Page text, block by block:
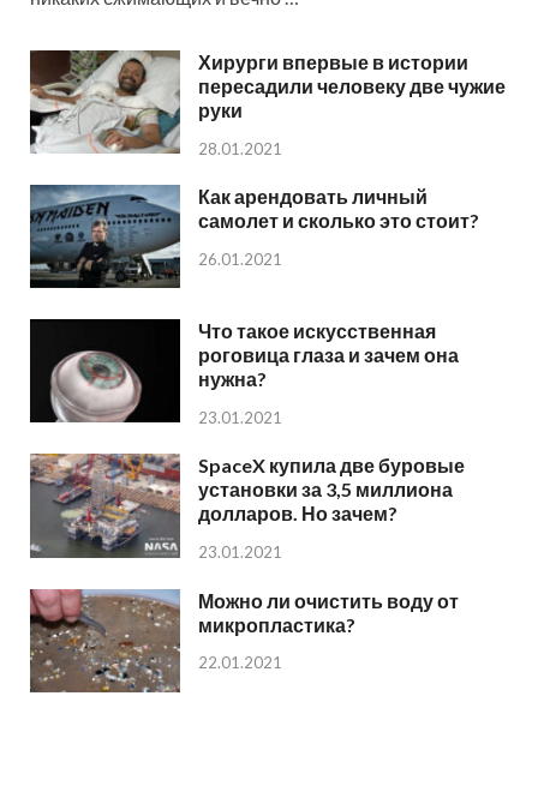
Хирурги впервые в истории
пересадили человеку две чужие
руки
28.01.2021
Как арендовать личный
самолет и сколько это стоит?
26.01.2021
Что такое искусственная
роговица глаза и зачем она
нужна?
23.01.2021
SpaceX купила две буровые
установки за 3,5 миллиона
долларов. Но зачем?
23.01.2021
Можно ли очистить воду от
микропластика?
22.01.2021